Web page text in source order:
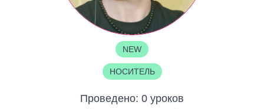
NEW
НОСИТЕЛЬ
Проведено: 0 уроков